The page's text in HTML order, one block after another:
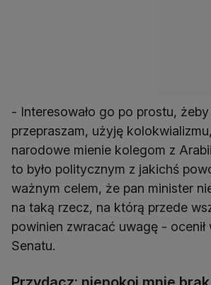
- Interesowało go po prostu,
przepraszam, użyję
narodowe mienie kolegom z
to było politycznym z jakichś
ważnym celem, że pan minister
na taką rzecz, na którą przede
powinien zwracać uwagę - ocenił
Senatu.